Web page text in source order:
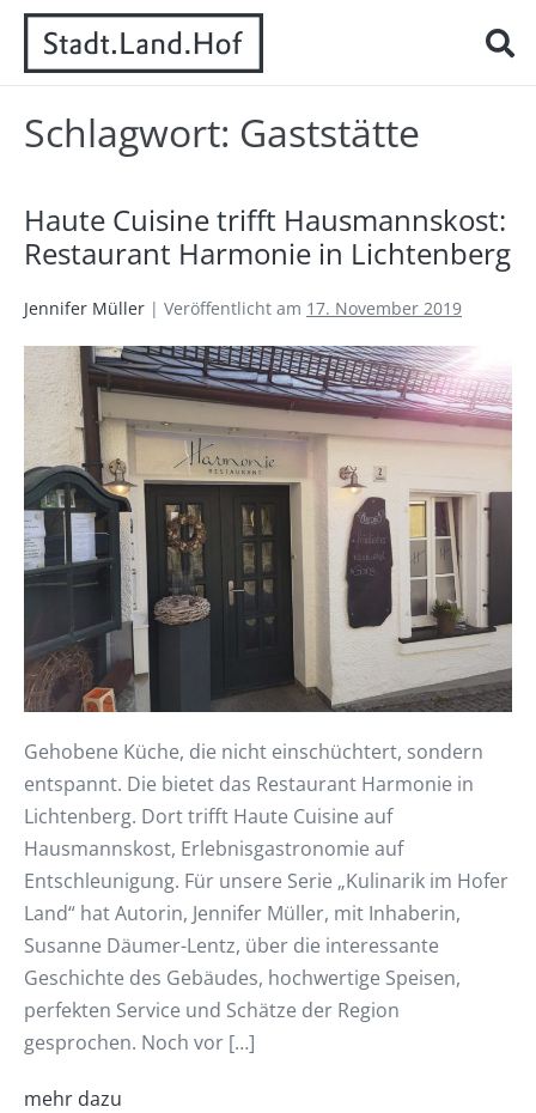
Schlagwort: Gaststätte
Haute Cuisine trifft Hausmannskost:
Restaurant Harmonie in Lichtenberg
Jennifer Müller | Veröffentlicht am 17. November 2019
Gehobene Küche, die nicht einschüchtert, sondern
entspannt. Die bietet das Restaurant Harmonie in
Lichtenberg. Dort trifft Haute Cuisine auf
Hausmannskost, Erlebnisgastronomie auf
Entschleunigung. Für unsere Serie „Kulinarik im Hofer
Land“ hat Autorin, Jennifer Müller, mit Inhaberin,
Susanne Däumer-Lentz, über die interessante
Geschichte des Gebäudes, hochwertige Speisen,
perfekten Service und Schätze der Region
gesprochen. Noch vor […]
mehr dazu